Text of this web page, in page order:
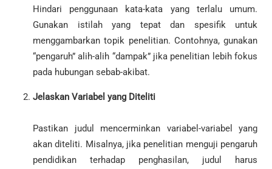
Hindari penggunaan kata-kata yang terlalu umum.
Gunakan istilah yang tepat dan spesifik untuk
menggambarkan topik penelitian. Contohnya, gunakan
“pengaruh” alih-alih “dampak” jika penelitian lebih fokus
pada hubungan sebab-akibat.
Jelaskan Variabel yang Diteliti
Pastikan judul mencerminkan variabel-variabel yang
akan diteliti. Misalnya, jika penelitian menguji pengaruh
pendidikan terhadap penghasilan, judul harus